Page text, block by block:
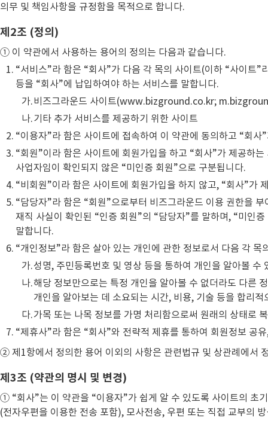
의무 및 책임사항을 규정함을 목적으로 합니다.
제2조 (정의)
① 이 약관에서 사용하는 용어의 정의는 다음과 같습니다.
“서비스”라 함은 “회사”가 다음 각 목의 사이트(이하 “사이트
등을 “회사”에 납입하여야 하는 서비스를 말합니다.
가.비즈그라운드 사이트(www.bizground.co.kr;
나.기타 추가 서비스를 제공하기 위한 사이트
“이용자”라 함은 사이트에 접속하여 이 약관에 동의하고 “회
“회원”이라 함은 사이트에 회원가입을 하고 “회사”가 제공하
사업자임이 확인되지 않은 “미인증 회원”으로 구분됩니다.
“비회원”이라 함은 사이트에 회원가입을 하지 않고, “회사”가
“담당자”라 함은 “회원”으로부터 비즈그라운드 이용 권한을
재직 사실이 확인된 “인증 회원”의 “담당자”를 말하며, “미인
말합니다.
“개인정보”라 함은 살아 있는 개인에 관한 정보로서 다음 각
가.성명, 주민등록번호 및 영상 등을 통하여 개인을 알아볼 수
나.해당 정보만으로는 특정 개인을 알아볼 수 없더라도 다른
개인을 알아보는 데 소요되는 시간, 비용, 기술 등을 합리적
다.가목 또는 나목 정보를 가명 처리함으로써 원래의 상태로
“제휴사”라 함은 “회사”와 전략적 제휴를 통하여 회원정보 공
② 제1항에서 정의한 용어 이외의 사항은 관련법규 및 상관례에서
제3조 (약관의 명시 및 변경)
① “회사”는 이 약관을 “이용자”가 쉽게 알 수 있도록 사이트의 초
(전자우편을 이용한 전송 포함), 모사전송, 우편 또는 직접 교부의